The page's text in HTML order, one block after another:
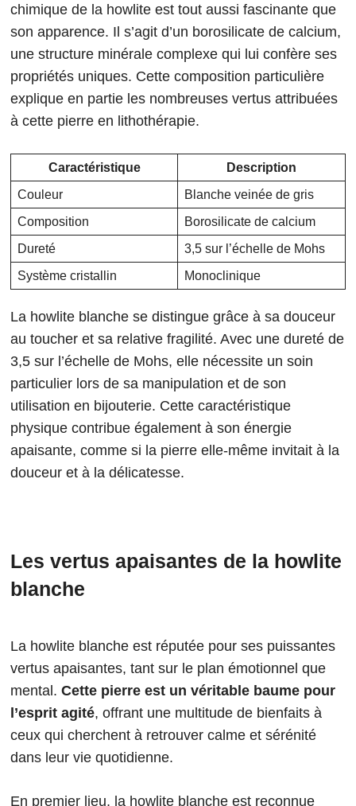
chimique de la howlite est tout aussi fascinante que
son apparence. Il s’agit d’un borosilicate de calcium,
une structure minérale complexe qui lui confère ses
propriétés uniques. Cette composition particulière
explique en partie les nombreuses vertus attribuées
à cette pierre en lithothérapie.
Caractéristique
Description
Couleur
Blanche veinée de gris
Composition
Borosilicate de calcium
Dureté
3,5 sur l’échelle de Mohs
Système cristallin
Monoclinique
La howlite blanche se distingue grâce à sa douceur
au toucher et sa relative fragilité. Avec une dureté de
3,5 sur l’échelle de Mohs, elle nécessite un soin
particulier lors de sa manipulation et de son
utilisation en bijouterie. Cette caractéristique
physique contribue également à son énergie
apaisante, comme si la pierre elle-même invitait à la
douceur et à la délicatesse.
Les vertus apaisantes de la howlite
blanche
La howlite blanche est réputée pour ses puissantes
vertus apaisantes, tant sur le plan émotionnel que
mental. Cette pierre est un véritable baume pour
l’esprit agité, offrant une multitude de bienfaits à
ceux qui cherchent à retrouver calme et sérénité
dans leur vie quotidienne.
En premier lieu, la howlite blanche est reconnue